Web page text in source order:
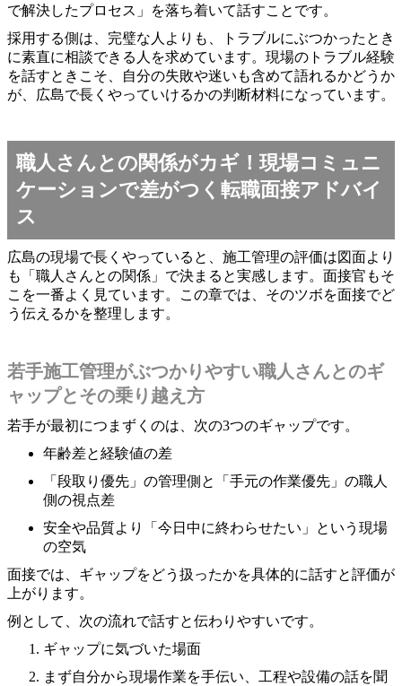
で解決したプロセス」を落ち着いて話すことです。
採用する側は、完璧な人よりも、トラブルにぶつかったとき
に素直に相談できる人を求めています。現場のトラブル経験
を話すときこそ、自分の失敗や迷いも含めて語れるかどうか
が、広島で長くやっていけるかの判断材料になっています。
職人さんとの関係がカギ！現場コミュニ
ケーションで差がつく転職面接アドバイ
ス
広島の現場で長くやっていると、施工管理の評価は図面より
も「職人さんとの関係」で決まると実感します。面接官もそ
こを一番よく見ています。この章では、そのツボを面接でど
う伝えるかを整理します。
若手施工管理がぶつかりやすい職人さんとのギ
ャップとその乗り越え方
若手が最初につまずくのは、次の3つのギャップです。
年齢差と経験値の差
「段取り優先」の管理側と「手元の作業優先」の職人
側の視点差
安全や品質より「今日中に終わらせたい」という現場
の空気
面接では、ギャップをどう扱ったかを具体的に話すと評価が
上がります。
例として、次の流れで話すと伝わりやすいです。
ギャップに気づいた場面
まず自分から現場作業を手伝い、工程や設備の話を聞